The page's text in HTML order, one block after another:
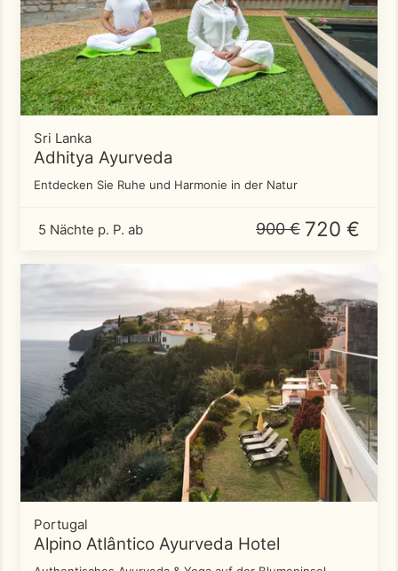
Sri Lanka
Adhitya Ayurveda
Entdecken Sie Ruhe und Harmonie in der Natur
5 Nächte p. P. ab 900 € 720 €
Portugal
Alpino Atlântico Ayurveda Hotel